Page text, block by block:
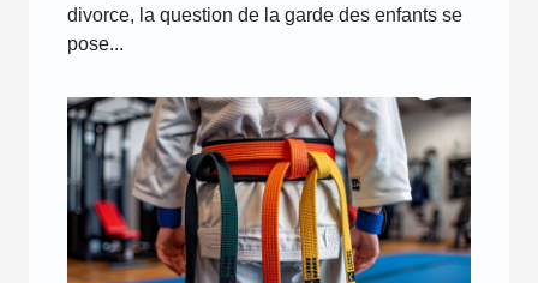
divorce, la question de la garde des enfants se
pose...